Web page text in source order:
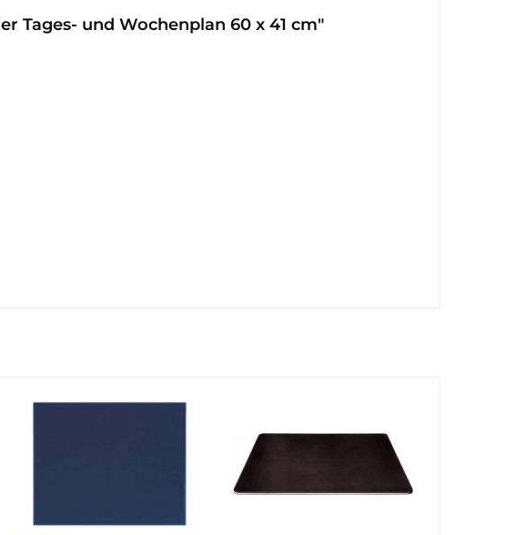
Tages- und Wochenplan 60 x 41 cm"